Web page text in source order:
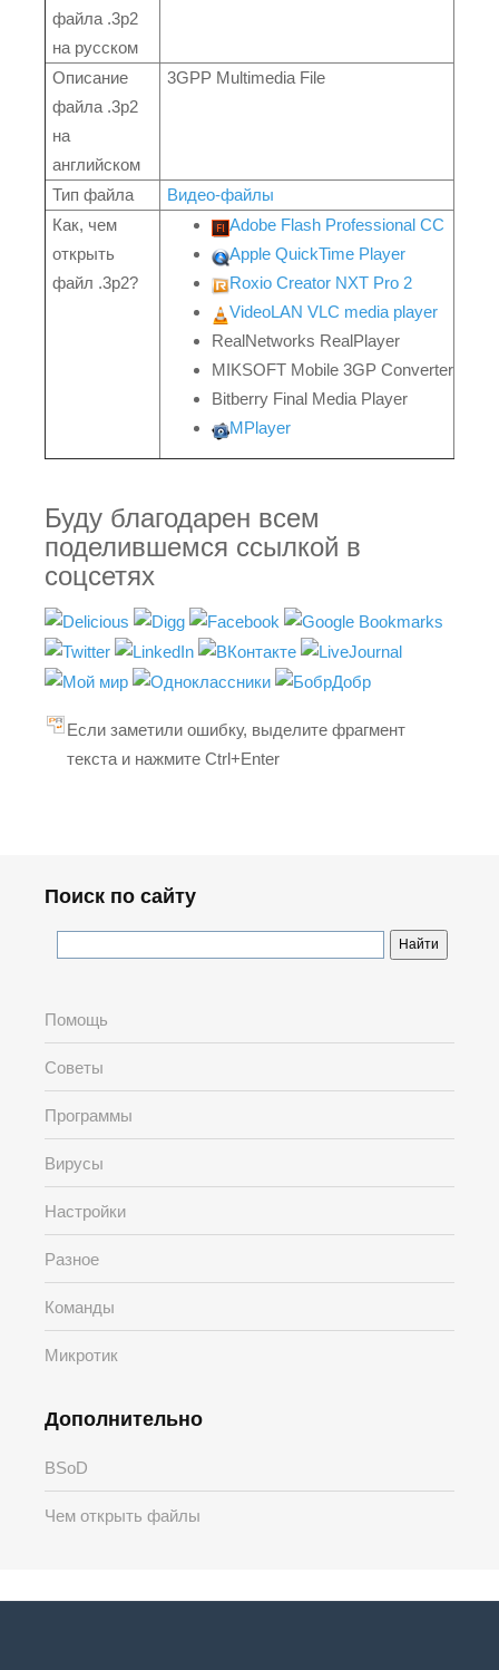
файла .3p2
на русском
Описание
файла .3p2
на
английском
3GPP Multimedia File
Тип файла
Видео-файлы
Как, чем
открыть
файл .3p2?
Adobe Flash Professional CC
Apple QuickTime Player
Roxio Creator NXT Pro 2
VideoLAN VLC media player
RealNetworks RealPlayer
MIKSOFT Mobile 3GP Converter
Bitberry Final Media Player
MPlayer
Буду благодарен всем
поделившемся ссылкой в
соцсетях
Если заметили ошибку, выделите фрагмент
текста и нажмите Ctrl+Enter
Поиск по сайту
Помощь
Советы
Программы
Вирусы
Настройки
Разное
Команды
Микротик
Дополнительно
BSoD
Чем открыть файлы